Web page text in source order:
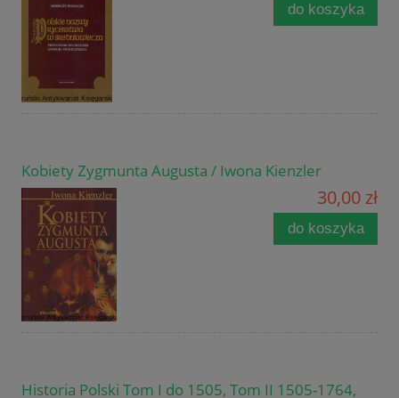
do koszyka
Kobiety Zygmunta Augusta / Iwona Kienzler
30,00 zł
do koszyka
Historia Polski Tom I do 1505, Tom II 1505-1764,